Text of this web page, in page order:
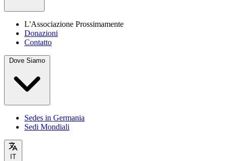
L'Associazione Prossimamente
Donazioni
Contatto
Dove Siamo
Sedes in Germania
Sedi Mondiali
IT